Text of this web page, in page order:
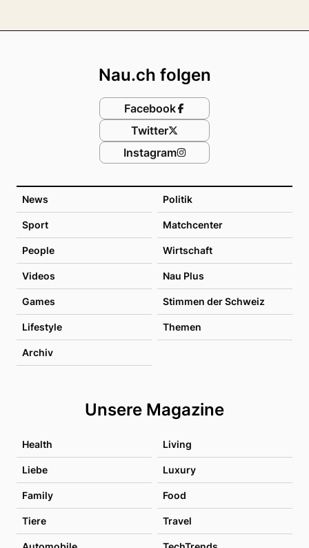
News Politik
Sport Matchcenter
People Wirtschaft
Videos Nau Plus
Games Stimmen der Schweiz
Lifestyle Themen
Archiv
Unsere Magazine
Health Living
Liebe Luxury
Family Food
Tiere Travel
Nau.ch folgen
Facebook
Twitter
Instagram